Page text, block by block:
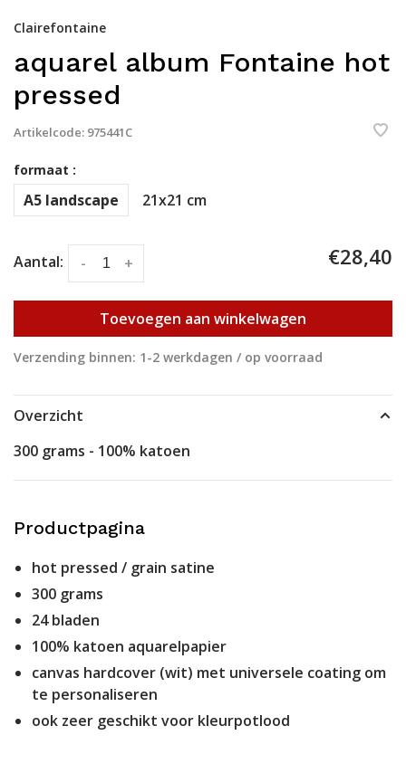
Clairefontaine
aquarel album Fontaine hot
pressed
Artikelcode: 975441C
formaat :
A5 landscape 21x21 cm
Aantal: +
- €28,40
Toevoegen aan winkelwagen
Verzending binnen: 1-2 werkdagen / op voorraad
Overzicht
300 grams - 100% katoen
Productpagina
hot pressed / grain satine
300 grams
24 bladen
100% katoen aquarelpapier
canvas hardcover (wit) met universele coating om
te personaliseren
ook zeer geschikt voor kleurpotlood